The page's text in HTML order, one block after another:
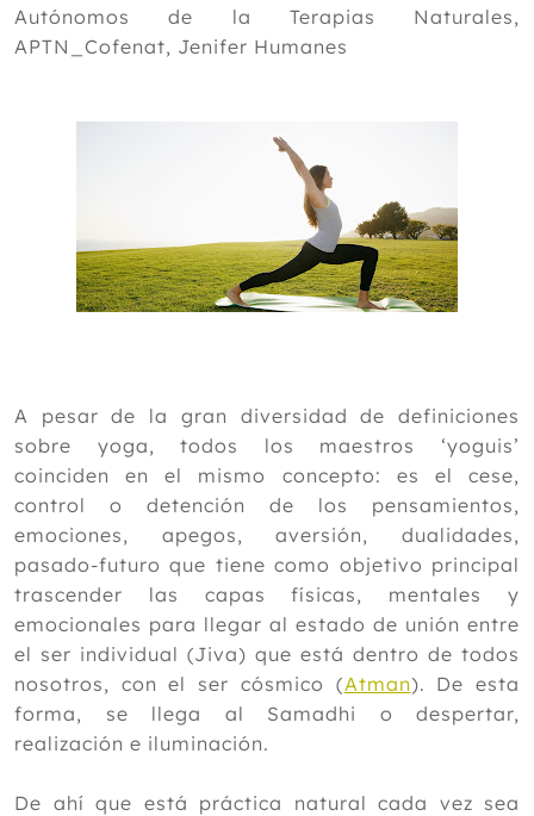
2019
2018
Noviembre
Octubre
Septiembre
Mayo
Abril
Marzo
Febrero
Enero
2014
2013
2012
Autónomos de la Terapias Naturales,
APTN_Cofenat, Jenifer Humanes
A pesar de la gran diversidad de definiciones
sobre yoga, todos los maestros ‘yoguis’
coinciden en el mismo concepto: es el cese,
control o detención de los pensamientos,
emociones, apegos, aversión, dualidades,
pasado-futuro que tiene como objetivo principal
trascender las capas físicas, mentales y
emocionales para llegar al estado de unión entre
el ser individual (Jiva) que está dentro de todos
nosotros, con el ser cósmico (Atman). De esta
forma, se llega al Samadhi o despertar,
realización e iluminación.
De ahí que está práctica natural cada vez sea